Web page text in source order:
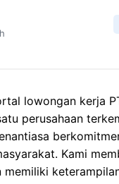
lowongan kerja
perusahaan
Kami